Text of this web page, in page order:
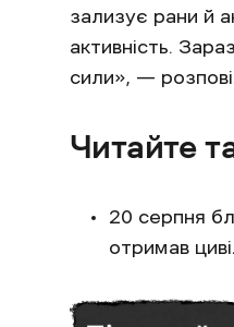
зализує рани й
активність.
сили», —
Читайте
20 серпня
отримав